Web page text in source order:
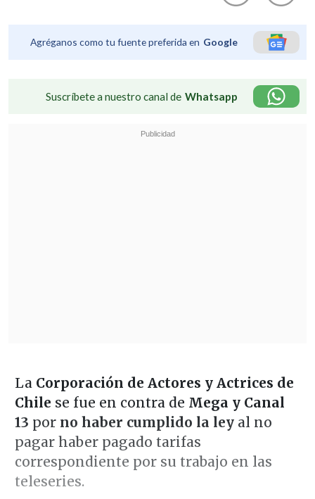
Agréganos como tu fuente preferida en Google
Suscríbete a nuestro canal de Whatsapp
La Corporación de Actores y Actrices de
Chile se fue en contra de Mega y Canal
13 por no haber cumplido la leyal no
pagar haber pagado tarifas
correspondiente por su trabajo en las
teleseries.